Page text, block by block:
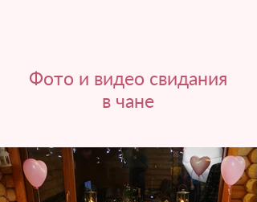
Фото и видео свидания
в чане